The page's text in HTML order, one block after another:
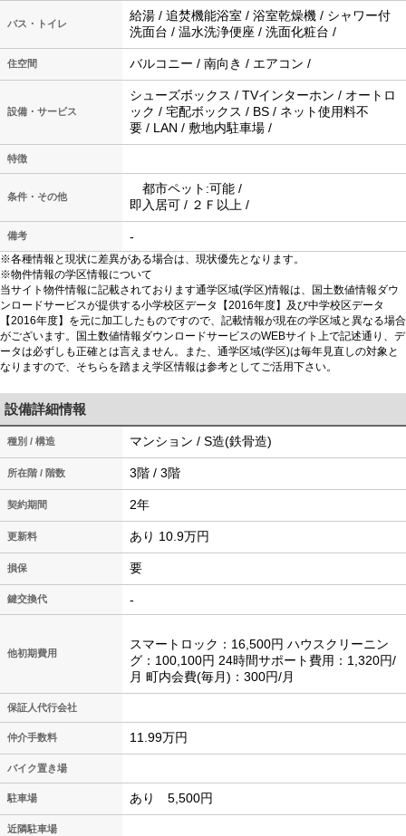
バス・トイレ
給湯 / 追焚機能浴室 / 浴室乾燥機 / シャワー付
洗面台 / 温水洗浄便座 / 洗面化粧台 /
住空間 バルコニー / 南向き / エアコン /
設備・サービス
シューズボックス / TVインターホン / オートロ
ック / 宅配ボックス / BS / ネット使用料不
要 / LAN / 敷地内駐車場 /
特徴
条件・その他
都市ペット:可能 /
即入居可 / ２Ｆ以上 /
備考 -
※各種情報と現状に差異がある場合は、現状優先となります。
※物件情報の学区情報について
当サイト物件情報に記載されております通学区域(学区)情報は、国土数値情報ダウ
ンロードサービスが提供する小学校区データ【2016年度】及び中学校区データ
【2016年度】を元に加工したものですので、記載情報が現在の学区域と異なる場合
がございます。国土数値情報ダウンロードサービスのWEBサイト上で記述通り、デ
ータは必ずしも正確とは言えません。また、通学区域(学区)は毎年見直しの対象と
なりますので、そちらを踏まえ学区情報は参考としてご活用下さい。
設備詳細情報
種別 / 構造 マンション / S造(鉄骨造)
所在階 / 階数 3階 / 3階
契約期間 2年
更新料 あり 10.9万円
損保 要
鍵交換代 -
他初期費用
スマートロック：16,500円 ハウスクリーニン
グ：100,100円 24時間サポート費用：1,320円/
月 町内会費(毎月)：300円/月
保証人代行会社
仲介手数料 11.99万円
バイク置き場
駐車場 あり 5,500円
近隣駐車場